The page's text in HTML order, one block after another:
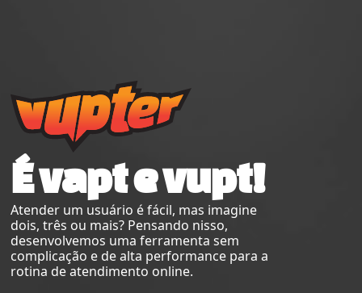
É vapt e vupt!
Atender um usuário é fácil, mas imagine
dois, três ou mais? Pensando nisso,
desenvolvemos uma ferramenta sem
complicação e de alta performance para a
rotina de atendimento online.